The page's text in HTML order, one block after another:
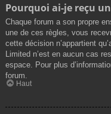
Pourquoi ai-je reçu
Chaque forum a son propre
une de ces règles, vous
cette décision n’appartient
Limited n’est en aucun cas
espace. Pour plus
forum.
Haut